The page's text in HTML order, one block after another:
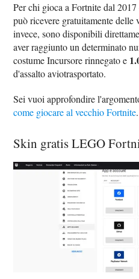
Per chi gioca a Fortnite dal
può ricevere gratuitamente
invece, sono disponibili
aver raggiunto un determinato
costume Incursore rinnegato e
d'assalto aviotrasportato.
Sei vuoi approfondire
come giocare al vecchio Fortnite.
Skin gratis LEGO